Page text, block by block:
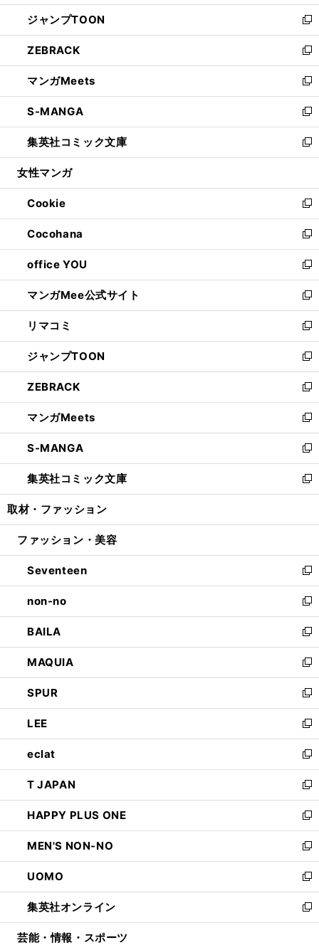
開
く
ウ
で
開
く
ン
ド
ウ
で
開
く
ウ
ィ
ン
ド
ウ
で
開
く
し
い
ウ
ィ
ン
ド
ウ
で
開
く
ジャンプTOON
新
し
い
ウ
ィ
ン
ド
ウ
で
開
ZEBRACK
新
し
い
ウ
ィ
ン
ド
ウ
開
く
マンガMeets
新
し
い
ウ
ィ
ン
ウ
で
開
く
S-MANGA
新
し
い
ウ
ン
ド
ウ
で
開
く
集英社コミック文庫
新
し
ウ
ィ
ン
ド
ウ
で
開
く
女性マンガ
Cookie
新
し
い
ウ
ィ
ン
ド
ウ
で
開
く
Cocohana
新
し
い
ウ
ィ
ン
ド
ウ
で
開
く
office YOU
新
し
い
ウ
ィ
ン
ド
ウ
で
開
く
マンガMee公式サイト
新
し
い
ウ
ィ
ン
ド
ウ
で
開
く
リマコミ
新
し
い
ウ
ィ
ン
ド
ウ
で
開
く
ジャンプTOON
新
し
い
ウ
ィ
ン
ド
ウ
で
開
ZEBRACK
新
し
い
ウ
ィ
ン
ド
ウ
開
マンガMeets
新
し
い
ウ
ィ
ン
ウ
開
く
S-MANGA
新
し
い
ウ
ン
ウ
で
開
く
集英社コミック文庫
新
し
ウ
ン
ド
ウ
で
開
く
取材・ファッション
ファッション・美容
Seventeen
新
し
い
ウ
ィ
ン
ド
ウ
で
開
く
non-no
新
し
い
ウ
ィ
ン
ド
ウ
で
開
く
BAILA
新
し
い
ウ
ィ
ン
ド
ウ
で
開
く
MAQUIA
新
し
い
ウ
ィ
ン
ド
ウ
で
開
く
SPUR
新
し
い
ウ
ィ
ン
ド
ウ
で
開
く
LEE
新
し
い
ウ
ィ
ン
ド
ウ
で
開
く
eclat
新
し
い
ウ
ィ
ン
ド
ウ
で
開
く
T JAPAN
新
し
い
ウ
ィ
ン
ド
ウ
で
開
HAPPY PLUS ONE
新
し
い
ウ
ィ
ン
ド
ウ
MEN'S NON-NO
新
し
い
ウ
ィ
ン
UOMO
新
し
い
ウ
集英社オンライン
新
し
芸能・情報・スポーツ